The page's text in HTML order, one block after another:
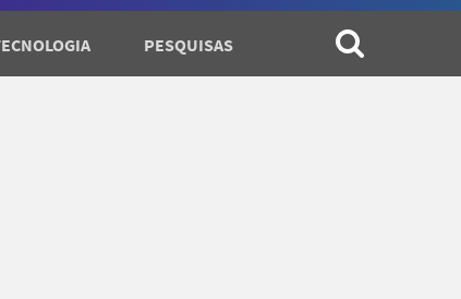
PESQUISAS